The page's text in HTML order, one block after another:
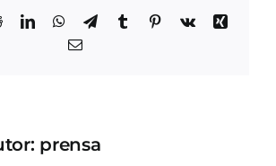
RedditLinkedInWhatsApp
TelegramTumblrPinterest
Vk
Xing
Correo
prensa